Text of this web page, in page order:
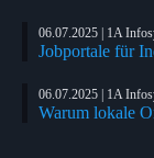
06.07.2025 | 1A
Jobportale für
06.07.2025 | 1A
Warum lokale